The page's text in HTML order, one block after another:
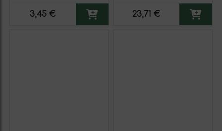
3,45 € 23,71 €